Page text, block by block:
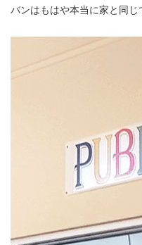
バンはもはや本当に家と同じ